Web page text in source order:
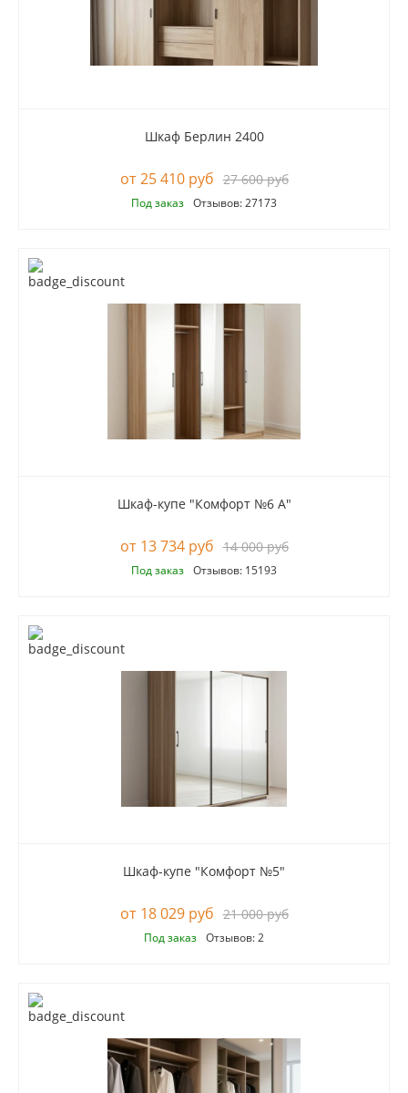
Шкаф Берлин 2400
25 410 руб 27 600 руб
Под заказ Отзывов: 27173
Шкаф-купе "Комфорт №6 А"
13 734 руб 14 000 руб
Под заказ Отзывов: 15193
Шкаф-купе "Комфорт №5"
18 029 руб 21 000 руб
Под заказ Отзывов: 2